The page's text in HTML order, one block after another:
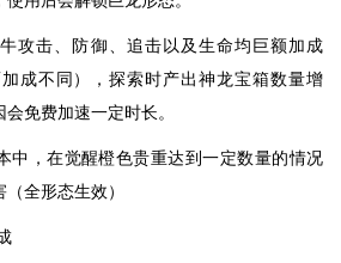
攻击、防御、追击以及生命均巨额加成
加成不同），探索时产出神龙宝箱数量增
免费加速一定时长。
中，在觉醒橙色贵重达到一定数量的情况
全形态生效）